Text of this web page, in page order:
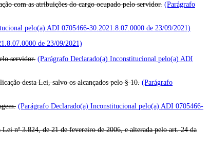
com as atribuições do cargo ocupado pelo servidor. (Parágrafo
pelo(a) ADI 0705466-30.2021.8.07.0000 de 23/09/2021)
de 23/09/2021)
servidor. (Parágrafo Declarado(a) Inconstitucional pelo(a) ADI
desta Lei, salvo os alcançados pelo § 10. (Parágrafo
(Parágrafo Declarado(a) Inconstitucional pelo(a) ADI 0705466-
nº 3.824, de 21 de fevereiro de 2006, e alterada pelo art. 24 da